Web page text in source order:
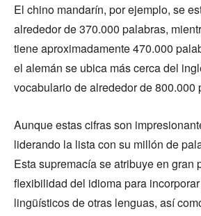
El chino mandarín, por ejemplo, se
alrededor de 370.000 palabras,
tiene aproximadamente 470.000
el alemán se ubica más cerca del
vocabulario de alrededor de 800.000
Aunque estas cifras son
liderando la lista con su millón de
Esta supremacía se atribuye en gran
flexibilidad del idioma para
lingüísticos de otras lenguas, así